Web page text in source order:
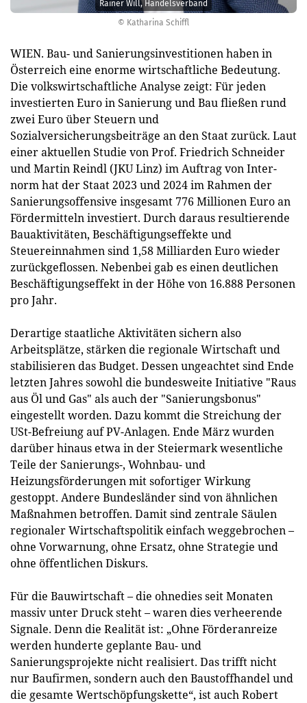
© Katharina Schiffl
Rainer Will, Handelsverband
WIEN. Bau- und Sanierungsinvestitionen haben in
Österreich eine enorme wirtschaftliche Bedeutung.
Die volkswirtschaftliche Analyse zeigt: Für jeden
investierten Euro in Sanierung und Bau fließen rund
zwei Euro über Steuern und
Sozialversicherungsbeiträge an den Staat zurück. Laut
einer aktuellen Studie von Prof. Friedrich Schneider
und Martin Reindl (JKU Linz) im Auftrag von Inter-
norm hat der Staat 2023 und 2024 im Rahmen der
Sanierungsoffensive insgesamt 776 Millionen Euro an
Fördermitteln investiert. Durch daraus resultierende
Bauaktivitäten, Beschäftigungseffekte und
Steuereinnahmen sind 1,58 Milliarden Euro wieder
zurückgeflossen. Nebenbei gab es einen deutlichen
Beschäftigungseffekt in der Höhe von 16.888 Personen
pro Jahr.
Derartige staatliche Aktivitäten sichern also
Arbeitsplätze, stärken die regionale Wirtschaft und
stabilisieren das Budget. Dessen ungeachtet sind Ende
letzten Jahres sowohl die bundesweite Initiative "Raus
aus Öl und Gas" als auch der "Sanierungsbonus"
eingestellt worden. Dazu kommt die Streichung der
USt-Befreiung auf PV-Anlagen. Ende März wurden
darüber hinaus etwa in der Steiermark wesentliche
Teile der Sanierungs-, Wohnbau- und
Heizungsförderungen mit sofortiger Wirkung
gestoppt. Andere Bundesländer sind von ähnlichen
Maßnahmen betroffen. Damit sind zentrale Säulen
regionaler Wirtschaftspolitik einfach weggebrochen –
ohne Vorwarnung, ohne Ersatz, ohne Strategie und
ohne öffentlichen Diskurs.
Für die Bauwirtschaft – die ohnedies seit Monaten
massiv unter Druck steht – waren dies verheerende
Signale. Denn die Realität ist: „Ohne Förderanreize
werden hunderte geplante Bau- und
Sanierungsprojekte nicht realisiert. Das trifft nicht
nur Baufirmen, sondern auch den Baustoffhandel und
die gesamte Wertschöpfungskette“, ist auch Robert